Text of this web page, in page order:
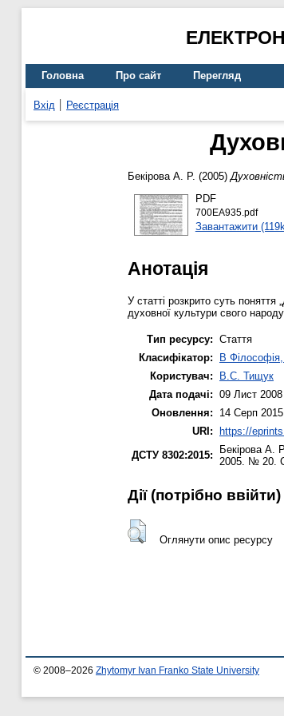
Головна Про сайт Перегляд
Вхід Реєстрація
Бекірова А. Р. (2005)
PDF
700EA935.pdf
Завантажити
Анотація
У статті розкрито суть
духовної культури свого народу.
Тип ресурсу: Стаття
Класифікатор:
B Філософія,
Користувач:
В.С. Тищук
Дата подачі: 09 Лист
Оновлення:
14 Серп
URI: https://
ДСТУ 8302:2015:
Бекірова А. Р.
2005. № 20.
Дії ​​(потрібно ввійти)
Оглянути опис ресурсу
© 2008–2026 Zhytomyr Ivan Franko State University